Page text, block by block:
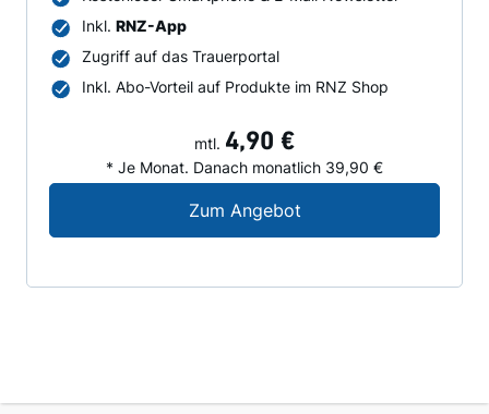
Inkl. RNZ-App
Zugriff auf das Trauerportal
Inkl. Abo-Vorteil auf Produkte im RNZ Shop
mtl. 4,90 €
* Je Monat. Danach monatlich 39,90 €
Zum AngebotDigital-Angebot für